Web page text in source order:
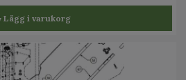
Lägg i varukorg